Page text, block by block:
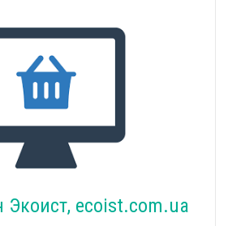
Экоист, ecoist.com.ua